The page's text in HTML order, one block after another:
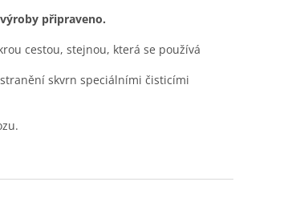
připraveno.
cestou, stejnou, která se používá
skvrn speciálními čisticími